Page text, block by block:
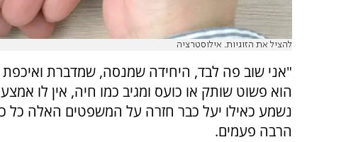
להציל את הזוגיות. אילוסטרציה
"אני שוב פה לבד, היחידה שמנסה, שמדברת
הוא פשוט שותק או כועס ומגיב כמו חיה, אין לו
נשמע כאילו יעל כבר חזרה על המשפטים האלה כל
הרבה פעמים.